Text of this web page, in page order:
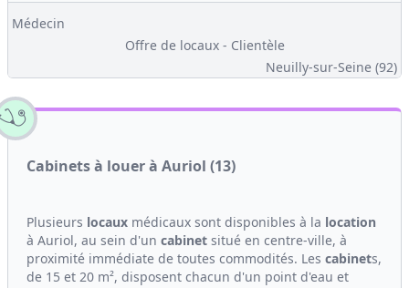
Médecin
Offre de locaux - Clientèle
Neuilly-sur-Seine (92)
Cabinets à louer à Auriol (13)
Plusieurs locaux médicaux sont disponibles à la location
à Auriol, au sein d'un cabinet situé en centre-ville, à
proximité immédiate de toutes commodités. Les cabinets,
de 15 et 20 m², disposent chacun d'un point d'eau et